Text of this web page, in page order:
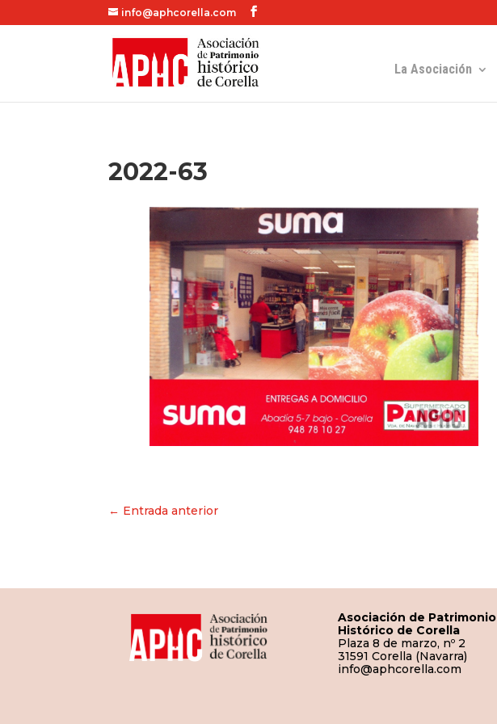
info@aphcorella.com
La Asociación
2022-63
Navegación
← Entrada anterior
Asociación de Patrimonio
Histórico de Corella
Plaza 8 de marzo, nº 2
31591 Corella (Navarra)
info@aphcorella.com